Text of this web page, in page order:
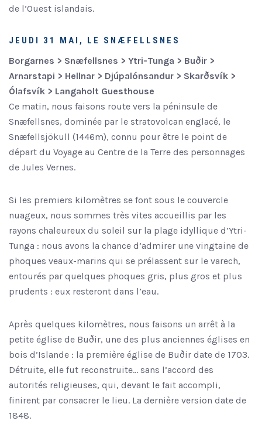
de l’Ouest islandais.
JEUDI 31 MAI, LE SNÆFELLSNES
Borgarnes > Snæfellsnes > Ytri-Tunga > Buðir >
Arnarstapi > Hellnar > Djúpalónsandur > Skarðsvík >
Ólafsvík > Langaholt Guesthouse
Ce matin, nous faisons route vers la péninsule de
Snæfellsnes, dominée par le stratovolcan englacé, le
Snæfellsjökull (1446m), connu pour être le point de
départ du Voyage au Centre de la Terre des personnages
de Jules Vernes.
Si les premiers kilomètres se font sous le couvercle
nuageux, nous sommes très vites accueillis par les
rayons chaleureux du soleil sur la plage idyllique d’Ytri-
Tunga : nous avons la chance d’admirer une vingtaine de
phoques veaux-marins qui se prélassent sur le varech,
entourés par quelques phoques gris, plus gros et plus
prudents : eux resteront dans l’eau.
Après quelques kilomètres, nous faisons un arrêt à la
petite église de Buðir, une des plus anciennes églises en
bois d’Islande : la première église de Buðir date de 1703.
Détruite, elle fut reconstruite… sans l’accord des
autorités religieuses, qui, devant le fait accompli,
finirent par consacrer le lieu. La dernière version date de
1848.